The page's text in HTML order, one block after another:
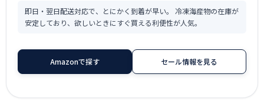
即日・翌日配送対応で、とにかく到着が早い。 冷凍海産物の在庫が
安定しており、欲しいときにすぐ買える利便性が人気。
Amazonで探す セール情報を見る